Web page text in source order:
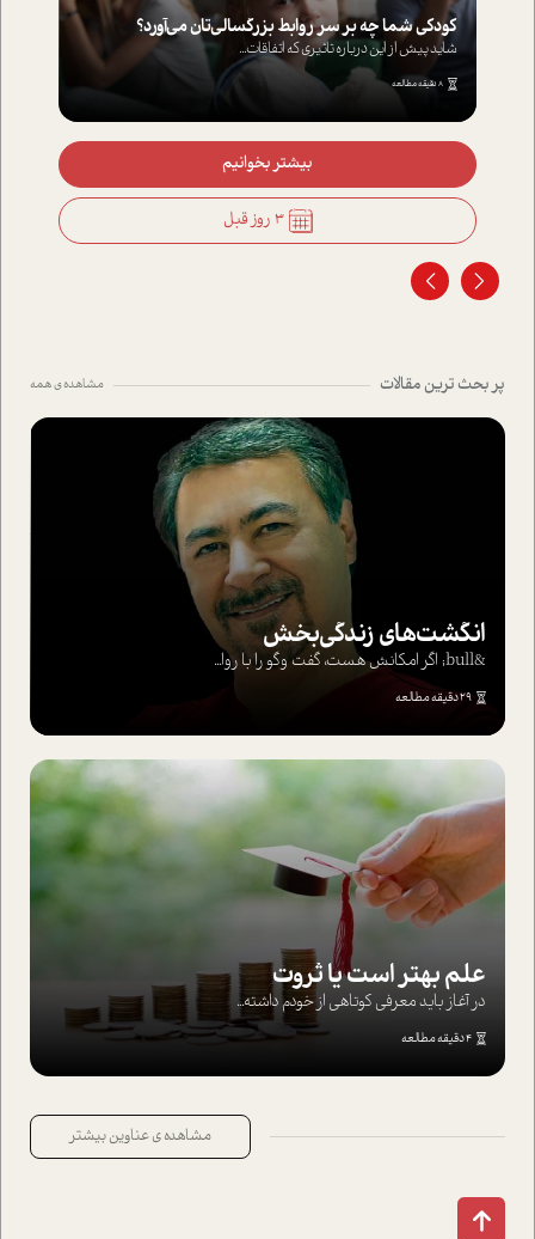
کودکی شما چه بر سر روابط بزرگسالی‌تان می‌آورد؟
شاید پیش از این درباره تاثیری که اتفاقات...
8 دقیقه مطالعه
بیشتر بخوانیم
3 روز قبل
پر بحث ترین مقالات مشاهده ی همه
انگشت‌های‌ زندگی‌بخش
&bull; اگر امکانش هست، گفت وگو را با روا...
29 دقیقه مطالعه
علم بهتر است یا ثروت
در آغاز باید معرفی کوتاهی از خودم داشته...
4 دقیقه مطالعه
مشاهده ی عناوین بیشتر